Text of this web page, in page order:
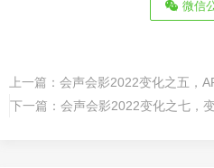
微信
上一篇： 会声会影2022变化之五，
下一篇： 会声会影2022变化之七，